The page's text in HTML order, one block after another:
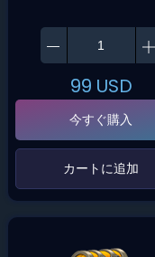
99 USD
今すぐ購入
‌カートに追加‌